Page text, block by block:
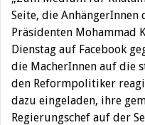
Seite, die AnhängerInnen
Präsidenten Mohammad
Dienstag auf Facebook
die MacherInnen auf die
den Reformpolitiker
dazu eingeladen, ihre
Regierungschef auf der